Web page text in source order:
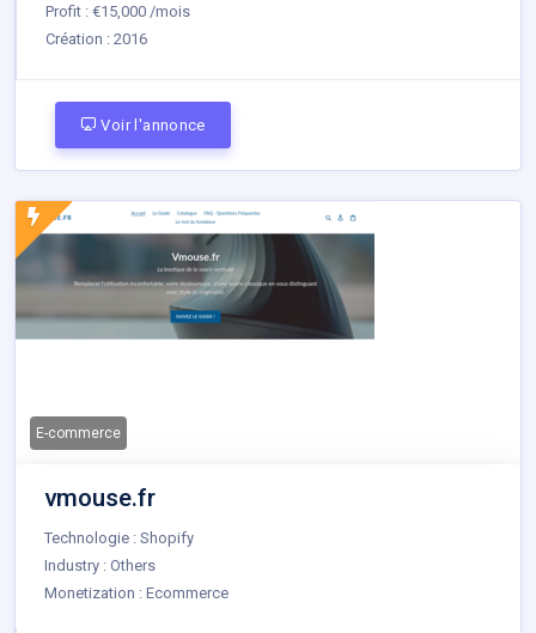
Profit : €15,000 /mois
Création : 2016
Voir l'annonce
E-commerce
vmouse.fr
Technologie : Shopify
Industry : Others
Monetization : Ecommerce